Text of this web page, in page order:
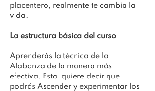
placentero, realmente te cambia la
vida.
La estructura básica del curso
Aprenderás la técnica de la
Alabanza de la manera más
efectiva. Esto  quiere decir que
podrás Ascender y experimentar los